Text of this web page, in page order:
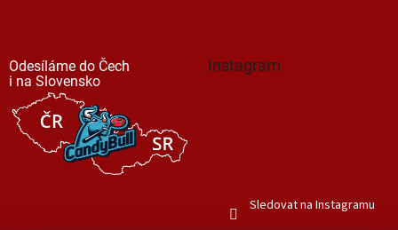
Odesíláme do Čech
i na Slovensko
Instagram
Sledovat na Instagramu